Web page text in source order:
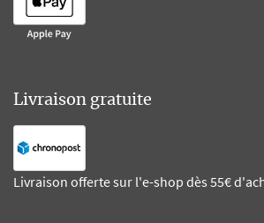
Livraison gratuite
Livraison offerte sur l'e-shop dès 55€